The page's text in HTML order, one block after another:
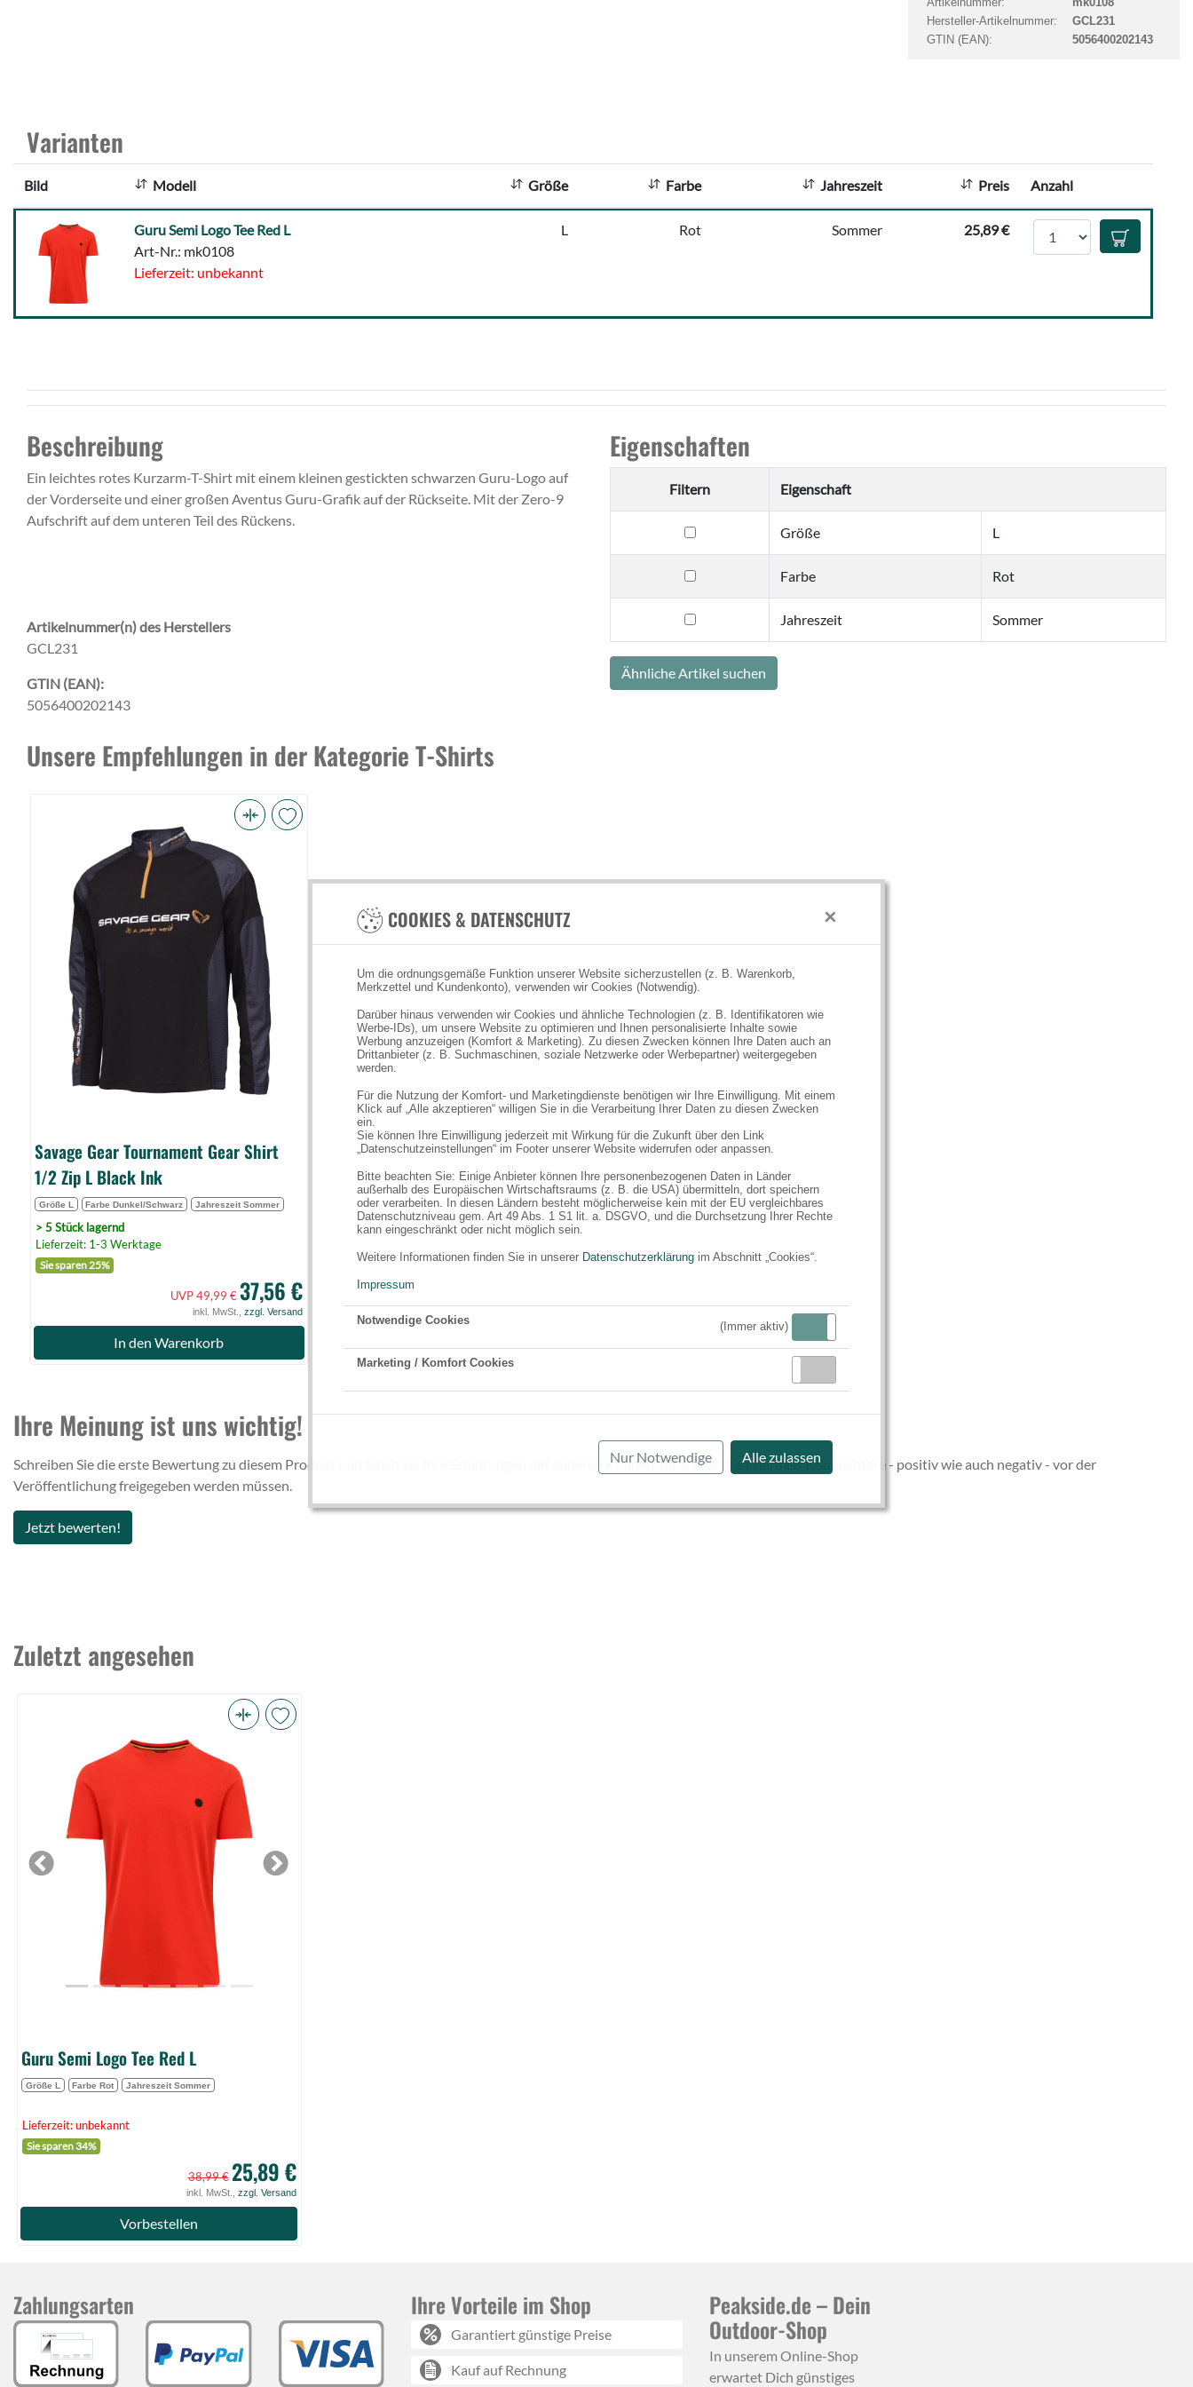
COOKIES & DATENSCHUTZ ×
Um die ordnungsgemäße Funktion unserer Website sicherzustellen (z. B. Warenkorb,
Merkzettel und Kundenkonto), verwenden wir Cookies (Notwendig).
Darüber hinaus verwenden wir Cookies und ähnliche Technologien (z. B. Identifikatoren wie
Werbe-IDs), um unsere Website zu optimieren und Ihnen personalisierte Inhalte sowie
Werbung anzuzeigen (Komfort & Marketing). Zu diesen Zwecken können Ihre Daten auch an
Drittanbieter (z. B. Suchmaschinen, soziale Netzwerke oder Werbepartner) weitergegeben
werden.
Für die Nutzung der Komfort- und Marketingdienste benötigen wir Ihre Einwilligung. Mit einem
Klick auf „Alle akzeptieren“ willigen Sie in die Verarbeitung Ihrer Daten zu diesen Zwecken
ein.
Sie können Ihre Einwilligung jederzeit mit Wirkung für die Zukunft über den Link
„Datenschutzeinstellungen“ im Footer unserer Website widerrufen oder anpassen.
Bitte beachten Sie: Einige Anbieter können Ihre personenbezogenen Daten in Länder
außerhalb des Europäischen Wirtschaftsraums (z. B. die USA) übermitteln, dort speichern
oder verarbeiten. In diesen Ländern besteht möglicherweise kein mit der EU vergleichbares
Datenschutzniveau gem. Art 49 Abs. 1 S1 lit. a. DSGVO, und die Durchsetzung Ihrer Rechte
kann eingeschränkt oder nicht möglich sein.
Weitere Informationen finden Sie in unserer Datenschutzerklärung im Abschnitt „Cookies“.
Impressum
Notwendige Cookies (Immer aktiv)
Marketing / Komfort Cookies
Nur Notwendige Alle zulassen
t
a
:
Hersteller-Artikelnummer:
GCL231
GTIN (EAN):
5056400202143
Varianten
Bild Modell Größe Farbe Jahreszeit Preis Anzahl
Guru
Semi
Logo
Red
Guru Semi Logo Tee Red L
Art-Nr.: mk0108
Lieferzeit: unbekannt
L Rot Sommer 25,89 € In den
Beschreibung
Ein leichtes rotes Kurzarm-T-Shirt mit einem kleinen gestickten schwarzen Guru-Logo auf
der Vorderseite und einer großen Aventus Guru-Grafik auf der Rückseite. Mit der Zero-9
Aufschrift auf dem unteren Teil des Rückens.
Artikelnummer(n) des Herstellers
GCL231
GTIN (EAN):
5056400202143
Eigenschaften
Filtern Eigenschaft
filtern
nach
Größe
Größe L
filtern
nach
Farbe
Farbe Rot
filtern
nach
Jahreszeit
Jahreszeit Sommer
Ähnliche Artikel suchen
Unsere Empfehlungen in der Kategorie T-Shirts
Tournament
Savage Gear Tournament Gear Shirt
1/2 Zip L Black Ink
Größe L Farbe Dunkel/Schwarz Jahreszeit Sommer
> 5 Stück lagernd
Lieferzeit: 1-3 Werktage
Sie sparen 25%
UVP 49,99 € 37,56 €
inkl. MwSt., zzgl. Versand
In den Warenkorb
Ihre Meinung ist uns wichtig!
Schreiben Sie die erste Bewertung zu diesem Produkt und teilen Sie Ihre Erfahrungen mit anderen Kunden. Bitte beachten Sie, dass Kommentare - positiv wie auch negativ - vor der
Veröffentlichung freigegeben werden müssen.
Jetzt bewerten!
Zuletzt angesehen
(Bild
Previous Next
Guru Semi Logo Tee Red L
Größe L Farbe Rot Jahreszeit Sommer
Lieferzeit: unbekannt
Sie sparen 34%
38,99 € 25,89 €
inkl. MwSt., zzgl. Versand
Vorbestellen
Zahlungsarten Ihre Vorteile im Shop
Garantiert günstige Preise
Kauf auf Rechnung
Peakside.de – Dein
Outdoor-Shop
In unserem Online-Shop
erwartet Dich günstiges